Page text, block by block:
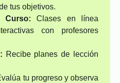
tus objetivos.
Curso: Clases en línea
con profesores
Recibe planes de lección
tu progreso y observa